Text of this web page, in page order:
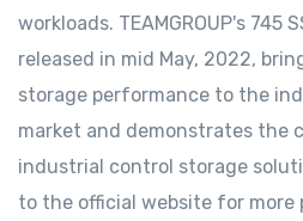
workloads. TEAMGROUP's 745
released in mid May, 2022,
storage performance to the
market and demonstrates the
industrial control storage
to the official website for